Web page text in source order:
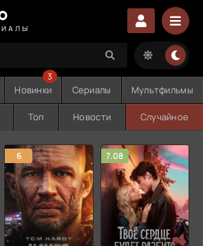
Новинки
3
Сериалы Мультфильмы
Топ Новости Случайное
6 7.08